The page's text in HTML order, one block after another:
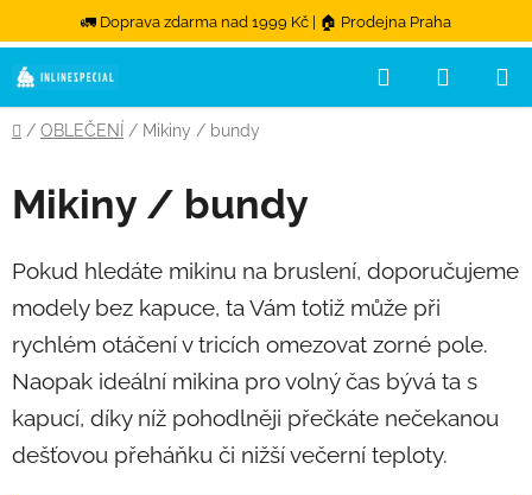
🚛 Doprava zdarma nad 1999 Kč | 🏠 Prodejna Praha
Přejít na obsah
Hledat
Domů
/ OBLEČENÍ / Mikiny / bundy
Mikiny / bundy
Pokud hledáte mikinu na bruslení, doporučujeme
modely bez kapuce, ta Vám totiž může při
rychlém otáčení v tricích omezovat zorné pole.
Naopak ideální mikina pro volný čas bývá ta s
kapucí, díky níž pohodlněji přečkáte nečekanou
dešťovou přeháňku či nižší večerní teploty.